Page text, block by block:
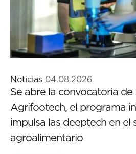
Noticias 04.08.2026
Se abre la convocatoria de
Agrifootech, el programa
impulsa las deeptech en el
agroalimentario